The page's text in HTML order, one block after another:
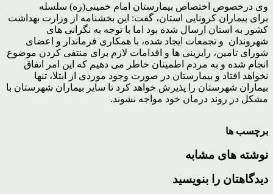
وی درخصوص اختصاص بیمارستان امام خمینی(ره) سلسله
برای بیماران کرونایی استان، گفت: این بخشنامه از وزارت بهداشت
کشور به استان ارسال شده بود اما با توجه به نگرانی های
شهروندان و تجمعات ایجاد شده، با همکاری فرماندار و اعضای
شورای تامین، رایزینی ها و اقدامات لازم برای منتفی کردن موضوع
انجام شده و به مردم اطمینان خاطر می دهیم که این امر اتفاق
نخواهد افتاد و بیمارستان در صورت وجود موردی از ابتلا، تنها
بیماران شهرستان را پذیرش خواهد کرد تا سایر بیماران شهرستان با
مشکل در روند درمان خود مواجه نشوند.
برچسب ها
نوشته های مشابه
دیدگاهتان را بنویسید